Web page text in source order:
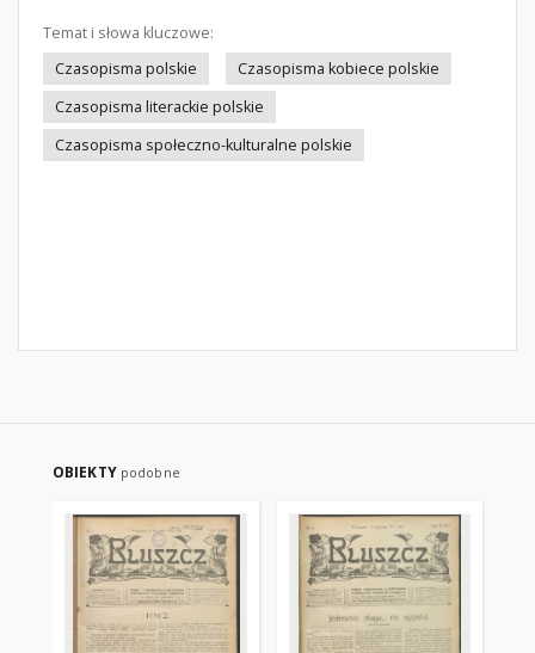
Temat i słowa kluczowe:
Czasopisma polskie
Czasopisma kobiece polskie
Czasopisma literackie polskie
Czasopisma społeczno-kulturalne polskie
OBIEKTY podobne